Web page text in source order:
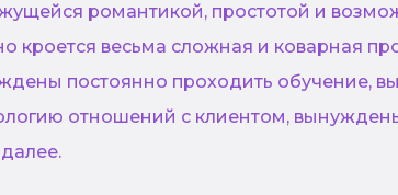
романтикой, простотой и
кроется весьма сложная и коварная
постоянно проходить обучение,
отношений с клиентом,